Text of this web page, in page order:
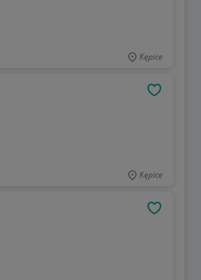
Kępice
Kępice